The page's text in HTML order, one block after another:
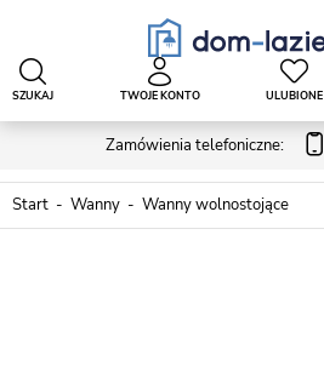
Zamówienia telefoniczne:
SZUKAJ TWOJE KONTO ULUBIONE
Start Wanny Wanny wolnostojące